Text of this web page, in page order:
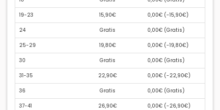
19-23 15,90€ 0,00€ (-15,90€)
24 Gratis 0,00€ (Gratis)
25-29 19,80€ 0,00€ (-19,80€)
30 Gratis 0,00€ (Gratis)
31-35 22,90€ 0,00€ (-22,90€)
36 Gratis 0,00€ (Gratis)
37-41 26,90€ 0,00€ (-26,90€)